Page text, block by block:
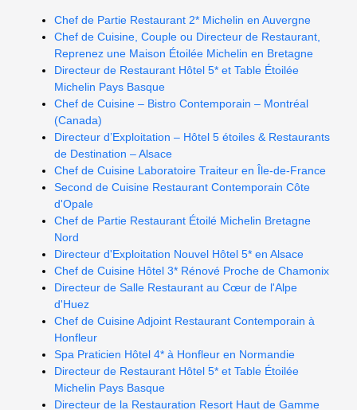
Chef de Partie Restaurant 2* Michelin en Auvergne
Chef de Cuisine, Couple ou Directeur de Restaurant,
Reprenez une Maison Étoilée Michelin en Bretagne
Directeur de Restaurant Hôtel 5* et Table Étoilée
Michelin Pays Basque
Chef de Cuisine – Bistro Contemporain – Montréal
(Canada)
Directeur d’Exploitation – Hôtel 5 étoiles & Restaurants
de Destination – Alsace
Chef de Cuisine Laboratoire Traiteur en Île-de-France
Second de Cuisine Restaurant Contemporain Côte
d'Opale
Chef de Partie Restaurant Étoilé Michelin Bretagne
Nord
Directeur d'Exploitation Nouvel Hôtel 5* en Alsace
Chef de Cuisine Hôtel 3* Rénové Proche de Chamonix
Directeur de Salle Restaurant au Cœur de l'Alpe
d'Huez
Chef de Cuisine Adjoint Restaurant Contemporain à
Honfleur
Spa Praticien Hôtel 4* à Honfleur en Normandie
Directeur de Restaurant Hôtel 5* et Table Étoilée
Michelin Pays Basque
Directeur de la Restauration Resort Haut de Gamme